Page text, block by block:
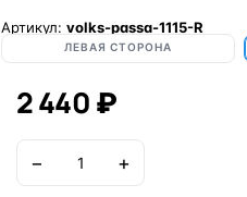
Артикул: volks-passa-1115-R
ЛЕВАЯ СТОРОНА
2 440 ₽
− +